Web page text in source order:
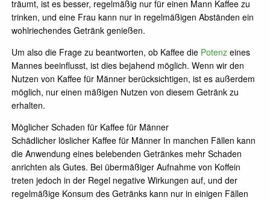
träumt, ist es besser, regelmäßig nur für einen Mann Kaffee zu
trinken, und eine Frau kann nur in regelmäßigen Abständen ein
wohlriechendes Getränk genießen.
Um also die Frage zu beantworten, ob Kaffee die Potenz eines
Mannes beeinflusst, ist dies bejahend möglich. Wenn wir den
Nutzen von Kaffee für Männer berücksichtigen, ist es außerdem
möglich, nur einen mäßigen Nutzen von diesem Getränk zu
erhalten.
Möglicher Schaden für Kaffee für Männer
Schädlicher löslicher Kaffee für Männer In manchen Fällen kann
die Anwendung eines belebenden Getränkes mehr Schaden
anrichten als Gutes. Bei übermäßiger Aufnahme von Koffein
treten jedoch in der Regel negative Wirkungen auf, und der
regelmäßige Konsum des Getränks kann nur in einigen Fällen